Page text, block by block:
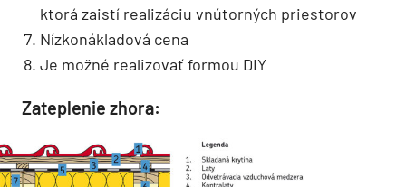
ktorá zaistí realizáciu vnútorných priestorov
Nízkonákladová cena
Je možné realizovať formou DIY
Zateplenie zhora: